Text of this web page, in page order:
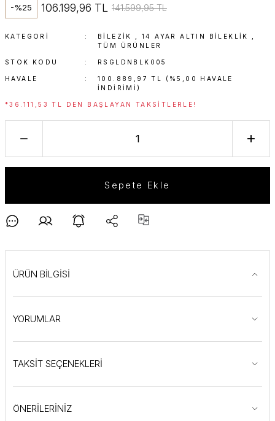
-%25 106.199,96 TL 141.599,95 TL
KATEGORI BİLEZİK ,14 AYAR ALTIN BILEKLIK
TÜM ÜRÜNLER
STOK KODU RSGLDNBLK005
HAVALE
100.889,97 TL (%5,00 HAVALE
INDIRIMI)
*36.111,53 TL DEN BAŞLAYAN TAKSITLERLE!
Sepete Ekle
ÜRÜN BİLGİSİ
YORUMLAR
TAKSİT SEÇENEKLERİ
ÖNERİLERİNİZ